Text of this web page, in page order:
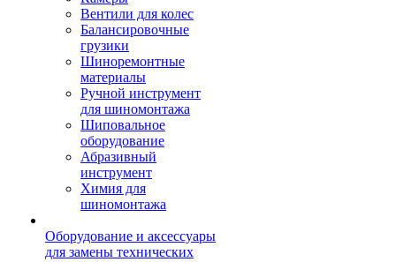
Вентили для колес
Балансировочные
грузики
Шиноремонтные
материалы
Ручной инструмент
для шиномонтажа
Шиповальное
оборудование
Абразивный
инструмент
Химия для
шиномонтажа
Оборудование и аксессуары
для замены технических